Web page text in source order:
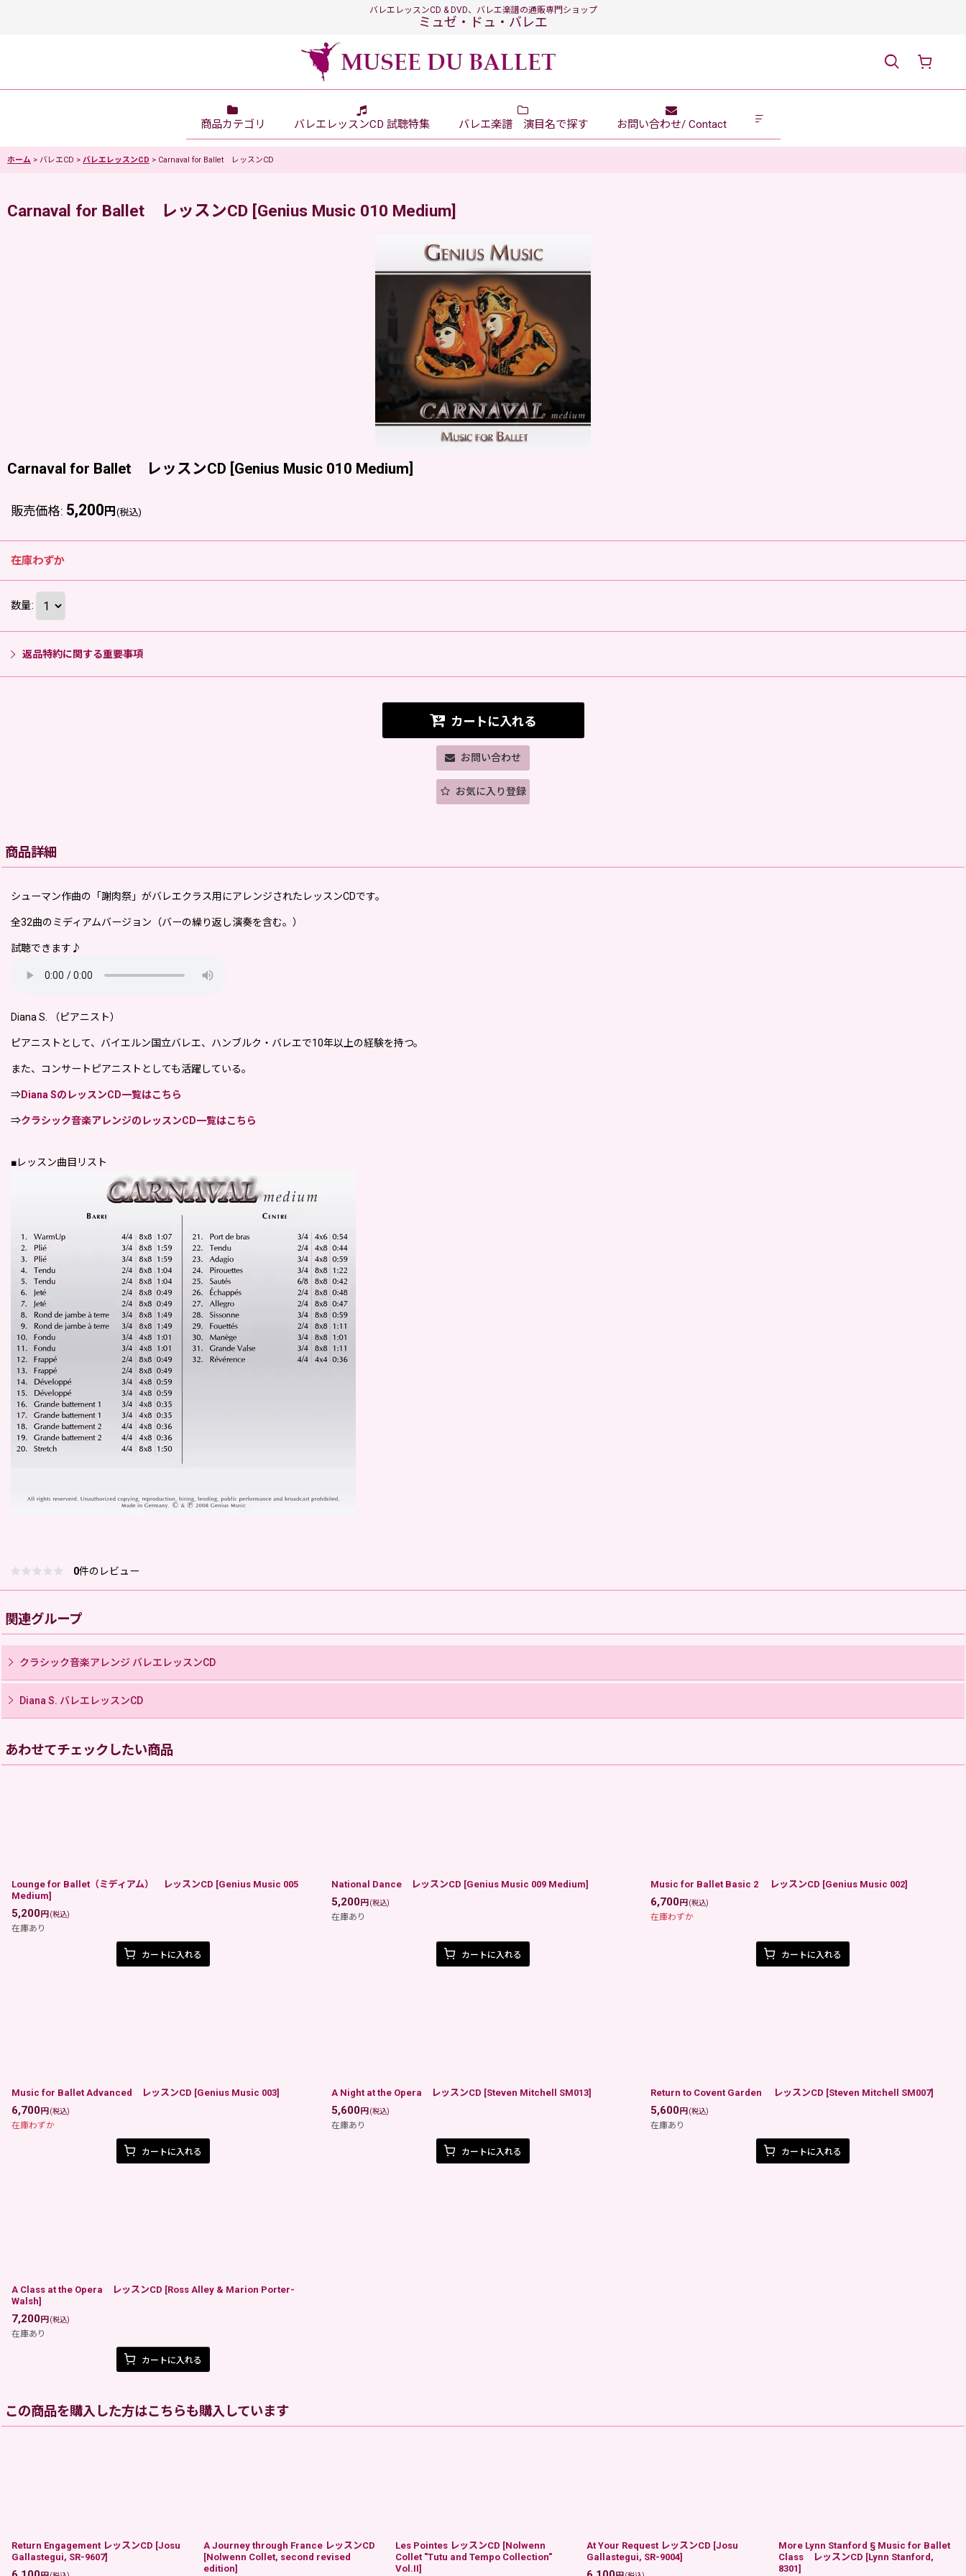
バレエレッスンCD & DVD、バレエ楽譜の通販専門ショップ
ミュゼ・ドュ・バレエ
商品カテゴリ バレエレッスンCD 試聴特集 バレエ楽譜 演目名で探す お問い合わせ/ Contact
ホーム > バレエCD > バレエレッスンCD > Carnaval for Ballet レッスンCD
Carnaval for Ballet レッスンCD [Genius Music 010 Medium]
Carnaval for Ballet レッスンCD [Genius Music 010 Medium]
販売価格: 5,200 円 (税込)
在庫わずか
数量:
返品特約に関する重要事項
カートに入れる
お問い合わせ
お気に入り登録
商品詳細
シューマン作曲の「謝肉祭」がバレエクラス用にアレンジされたレッスンCDです。
全32曲のミディアムバージョン（バーの繰り返し演奏を含む。）
試聴できます♪
Diana S. （ピアニスト）
ピアニストとして、バイエルン国立バレエ、ハンブルク・バレエで10年以上の経験を持つ。
また、コンサートピアニストとしても活躍している。
⇒Diana SのレッスンCD一覧はこちら
⇒クラシック音楽アレンジのレッスンCD一覧はこちら
■レッスン曲目リスト
0件のレビュー
関連グループ
クラシック音楽アレンジ バレエレッスンCD
Diana S. バレエレッスンCD
あわせてチェックしたい商品
Lounge for Ballet（ミディアム） レッスンCD [Genius Music 005
Medium]
5,200円(税込)
在庫あり
カートに入れる
National Dance レッスンCD [Genius Music 009 Medium]
5,200円 (税込)
在庫あり
カートに入れる
Music for Ballet Basic 2 レッスンCD [Genius Music 002]
6,700円(税込)
在庫わずか
カートに入れる
Music for Ballet Advanced レッスンCD [Genius Music 003]
6,700円(税込)
在庫わずか
カートに入れる
A Night at the Opera レッスンCD [Steven Mitchell SM013]
5,600円 (税込)
在庫あり
カートに入れる
Return to Covent Garden レッスンCD [Steven Mitchell SM007]
5,600円(税込)
在庫あり
カートに入れる
A Class at the Opera レッスンCD [Ross Alley & Marion Porter-
Walsh]
7,200円(税込)
在庫あり
カートに入れる
この商品を購入した方はこちらも購入しています
Return Engagement レッスンCD [Josu
Gallastegui, SR-9607]
A Journey through France レッスンCD
[Nolwenn Collet, second revised
edition]
Les Pointes レッスンCD [Nolwenn
Collet "Tutu and Tempo Collection"
Vol.II]
At Your Request レッスンCD [Josu
Gallastegui, SR-9004]
More Lynn Stanford § Music for Ballet
Class レッスンCD [Lynn Stanford,
8301]